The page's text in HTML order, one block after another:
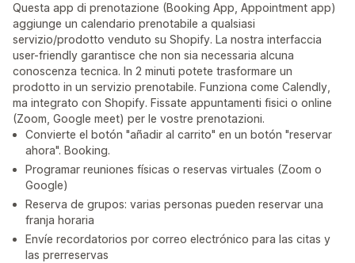
Questa app di prenotazione (Booking App, Appointment app)
aggiunge un calendario prenotabile a qualsiasi
servizio/prodotto venduto su Shopify. La nostra interfaccia
user-friendly garantisce che non sia necessaria alcuna
conoscenza tecnica. In 2 minuti potete trasformare un
prodotto in un servizio prenotabile. Funziona come Calendly,
ma integrato con Shopify. Fissate appuntamenti fisici o online
(Zoom, Google meet) per le vostre prenotazioni.
Convierte el botón "añadir al carrito" en un botón "reservar
ahora". Booking.
Programar reuniones físicas o reservas virtuales (Zoom o
Google)
Reserva de grupos: varias personas pueden reservar una
franja horaria
Envíe recordatorios por correo electrónico para las citas y
las prerreservas